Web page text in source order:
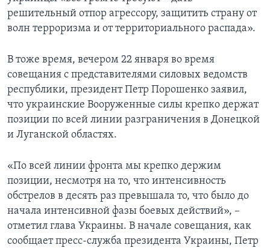
решительный отпор агрессору, защитить страну от
волн терроризма и от территориального распада».
В тоже время, вечером 22 января во время
совещания с представителями силовых ведомств
республики, президент Петр Порошенко заявил,
что украинские Вооруженные силы крепко держат
позиции по всей линии разграничения в Донецкой
и Луганской областях.
«По всей линии фронта мы крепко держим
позиции, несмотря на то, что интенсивность
обстрелов в десять раз превышала то, что было до
начала интенсивной фазы боевых действий», –
отметил глава Украины. В начале совещания, как
сообщает пресс-служба президента Украины, Петр